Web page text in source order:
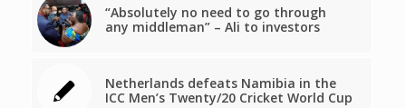
“Absolutely no need to go through
any middleman” – Ali to investors
Netherlands defeats Namibia in the
ICC Men’s Twenty/20 Cricket World Cup